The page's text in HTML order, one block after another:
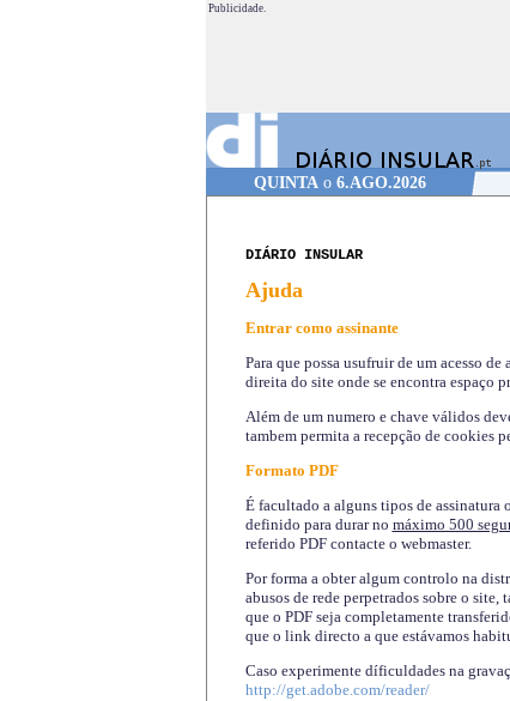
Publicidade.
QUINTA o 6.AGO.2026
DIÁRIO INSULAR
Ajuda
Entrar como assinante
Para que possa usufruir de um acesso
direita do site onde se encontra espaço
Além de um numero e chave válidos
tambem permita a recepção de cookies
Formato PDF
É facultado a alguns tipos de assinatura
definido para durar no máximo 500
referido PDF contacte o webmaster.
Por forma a obter algum controlo na
abusos de rede perpetrados sobre o
que o PDF seja completamente
que o link directo a que estávamos
Caso experimente díficuldades na
http://get.adobe.com/reader/